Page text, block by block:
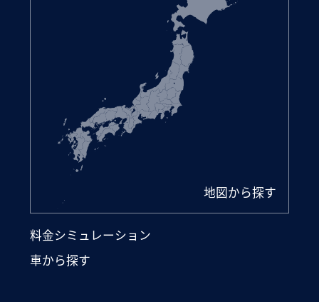
地図から探す
料金シミュレーション
車から探す